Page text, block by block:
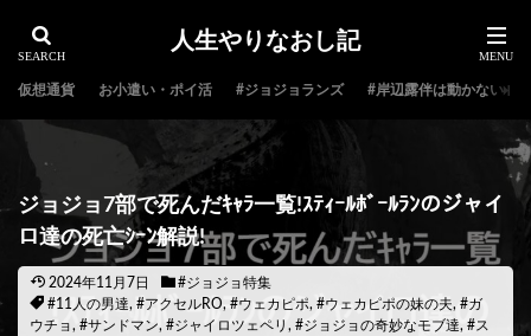
人生やりなおし記
仮想通貨 お小遣い・ポイ活 #ジョジョランズ #岸辺露伴は動かない
ジョジョ7部で死んだｷｬﾗ一覧!ｽﾃｨｰﾙﾎﾞｰﾙﾗﾝのジャイ
ロ達の死亡ｼｰﾝ解説!
2024年11月7日
#ジョジョ特集
#11人の男達, #アクセルRO, #ウェカピポ, #ウェカピポの妹の夫, #ガ
ウチョ, #サンドマン, #ジャイロツェペリ , #ジョジョの奇妙なモブ達, #ス